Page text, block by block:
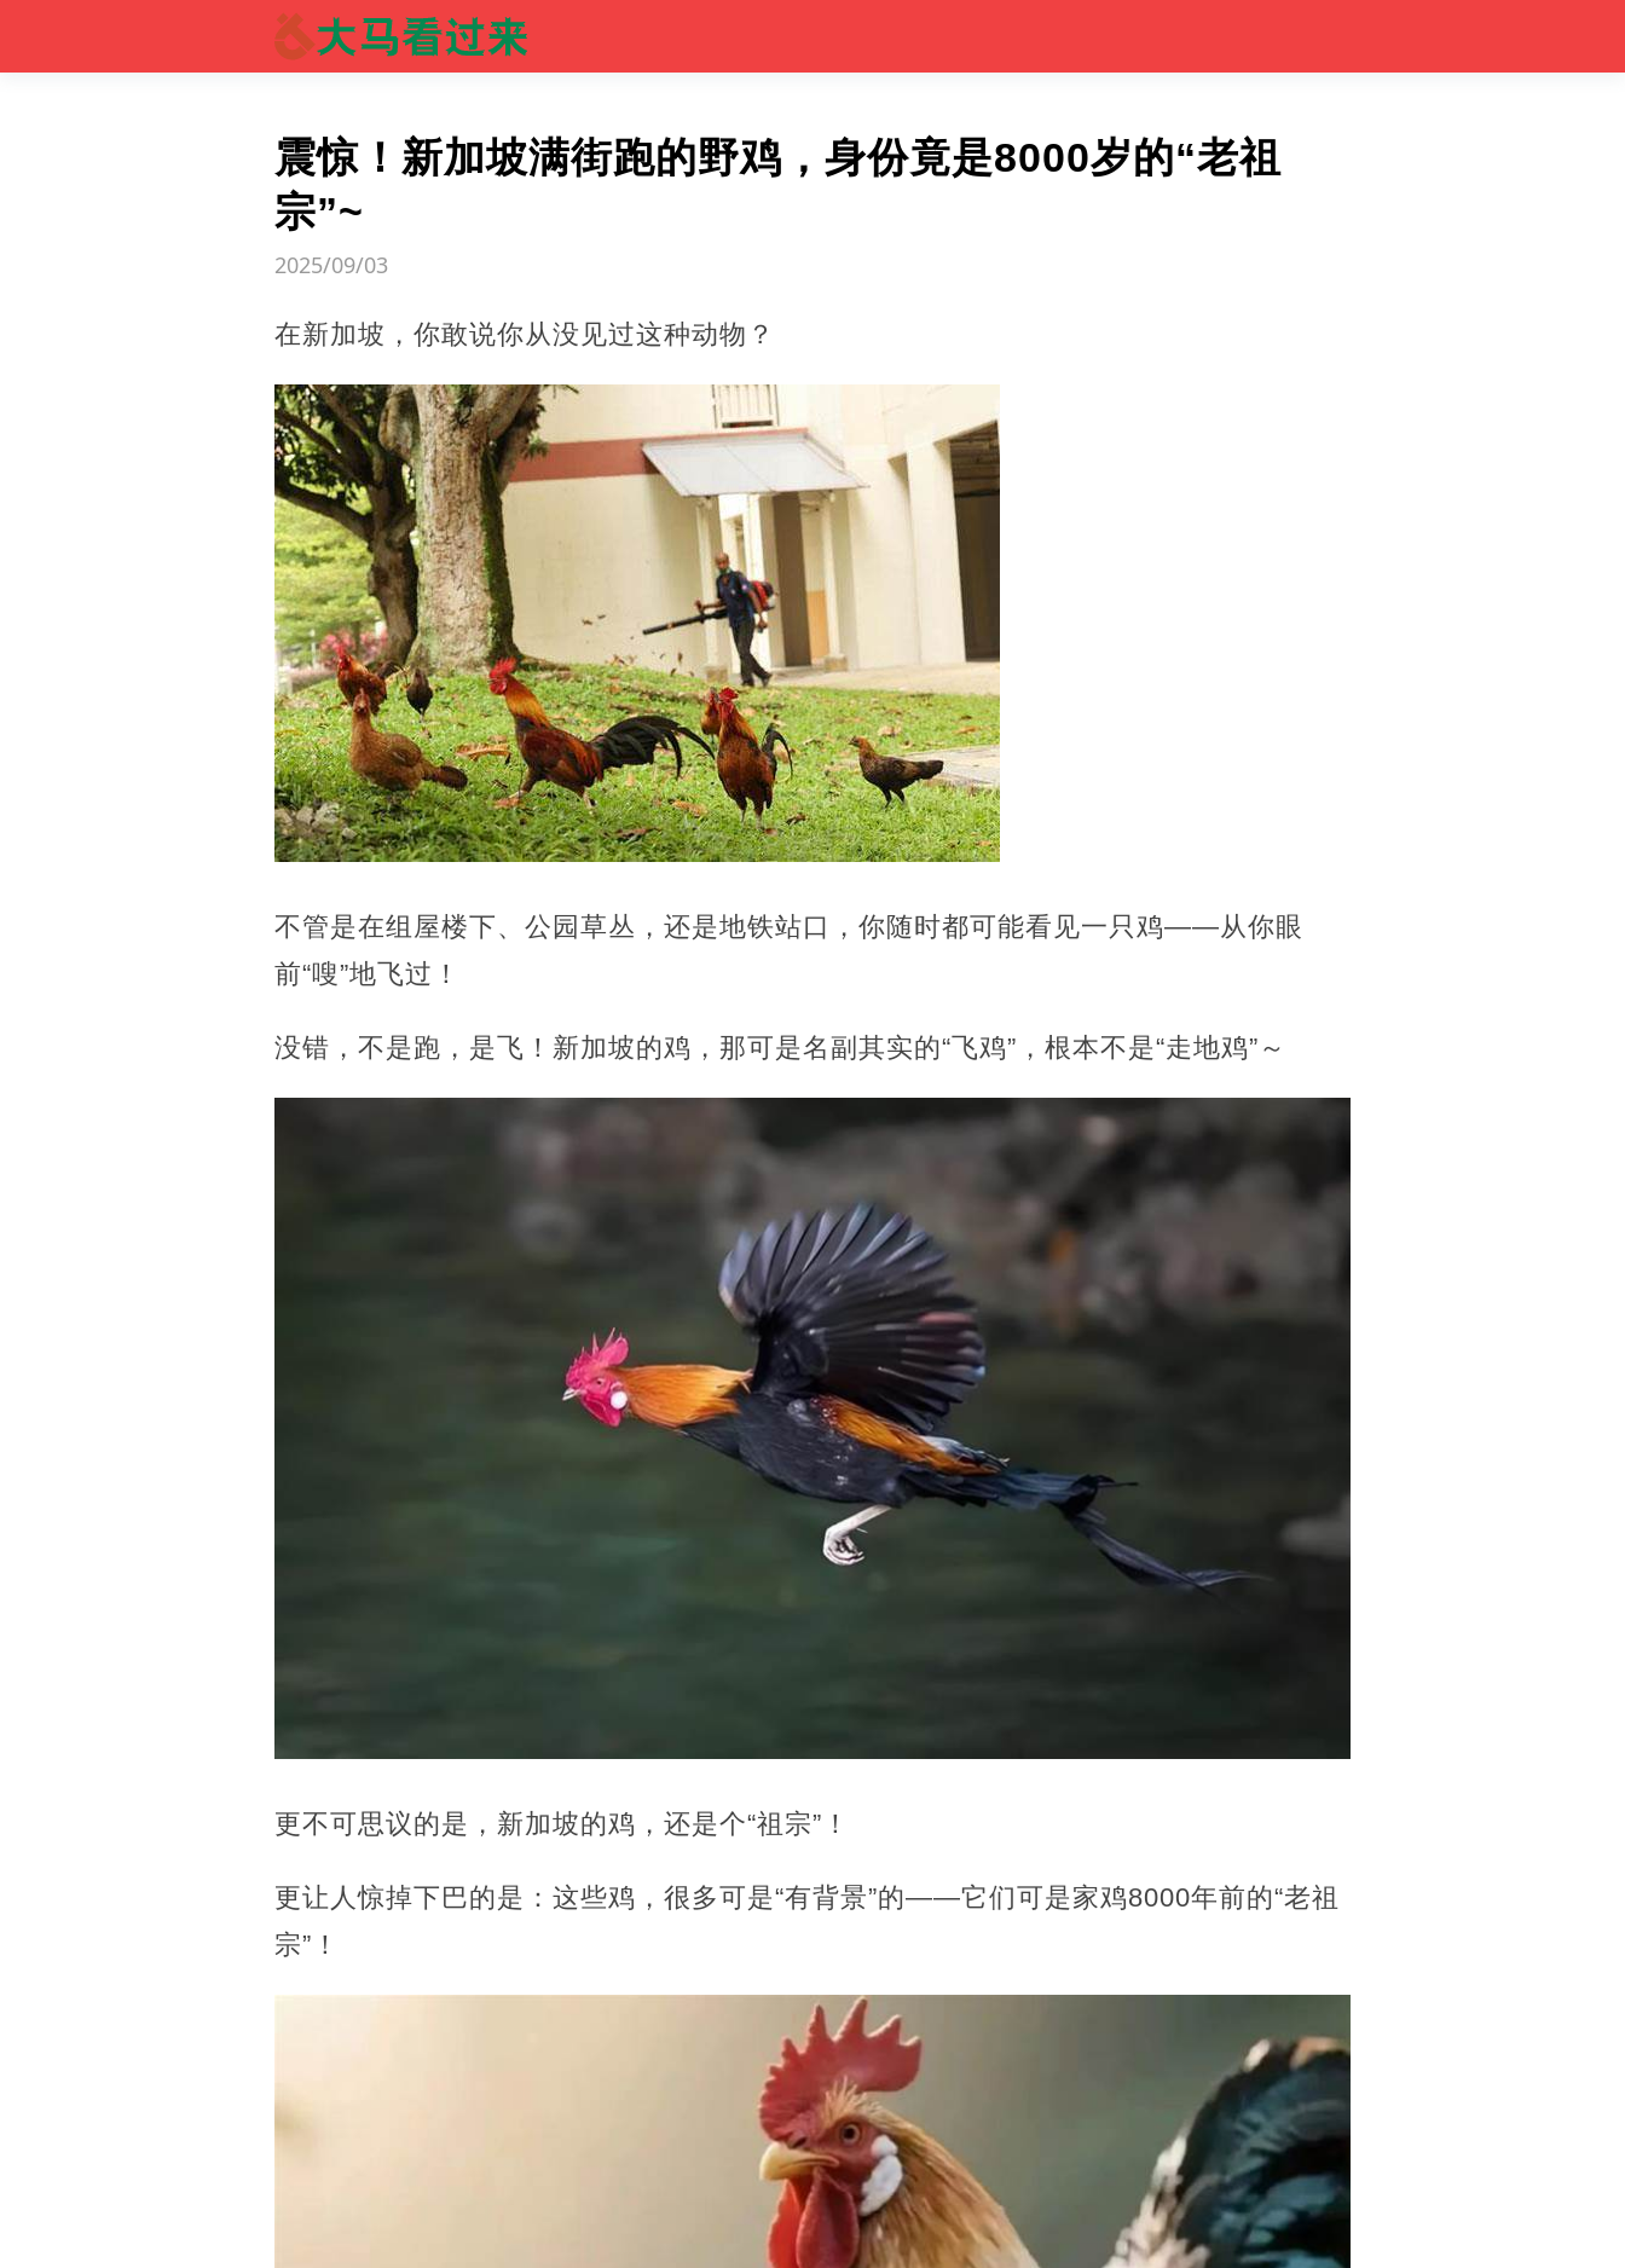
震惊！新加坡满街跑的野鸡，身份竟是8000岁的“老祖
宗”~
2025/09/03
在新加坡，你敢说你从没见过这种动物？
不管是在组屋楼下、公园草丛，还是地铁站口，你随时都可能看见一只鸡——从你眼
前“嗖”地飞过！
没错，不是跑，是飞！新加坡的鸡，那可是名副其实的“飞鸡”，根本不是“走地鸡”～
更不可思议的是，新加坡的鸡，还是个“祖宗”！
更让人惊掉下巴的是：这些鸡，很多可是“有背景”的——它们可是家鸡8000年前的“老祖
宗”！